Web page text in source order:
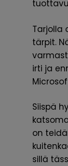
Tarjolla
tärpit.
irti ja
Siispä
on
sillä